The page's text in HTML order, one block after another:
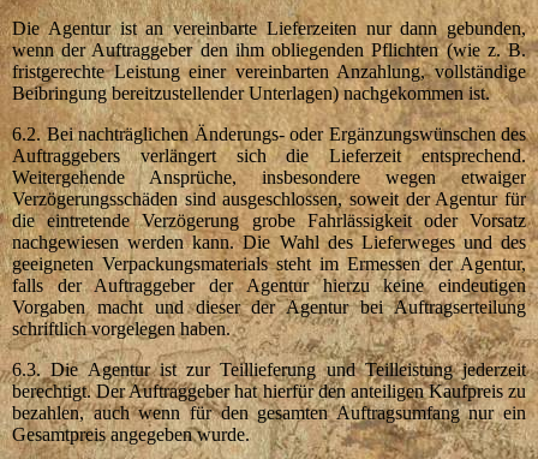
Die Agentur ist an vereinbarte Lieferzeiten nur dann gebunden,
wenn der Auftraggeber den ihm obliegenden Pflichten (wie z. B.
fristgerechte Leistung einer vereinbarten Anzahlung, vollständige
Beibringung bereitzustellender Unterlagen) nachgekommen ist.
6.2. Bei nachträglichen Änderungs- oder Ergänzungswünschen des
Auftraggebers verlängert sich die Lieferzeit entsprechend.
Weitergehende Ansprüche, insbesondere wegen etwaiger
Verzögerungsschäden sind ausgeschlossen, soweit der Agentur für
die eintretende Verzögerung grobe Fahrlässigkeit oder Vorsatz
nachgewiesen werden kann. Die Wahl des Lieferweges und des
geeigneten Verpackungsmaterials steht im Ermessen der Agentur,
falls der Auftraggeber der Agentur hierzu keine eindeutigen
Vorgaben macht und dieser der Agentur bei Auftragserteilung
schriftlich vorgelegen haben.
6.3. Die Agentur ist zur Teillieferung und Teilleistung jederzeit
berechtigt. Der Auftraggeber hat hierfür den anteiligen Kaufpreis zu
bezahlen, auch wenn für den gesamten Auftragsumfang nur ein
Gesamtpreis angegeben wurde.